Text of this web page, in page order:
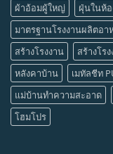
ผ้าอ้อมผู้ใหญ่
ฝุ่นในห้
มาตรฐานโรงงานผลิตอา
สร้างโรงงาน
สร้างโร
หลังคาบ้าน
เมทัลชีท
แม่บ้านทำความสะอาด
โฮมโปร